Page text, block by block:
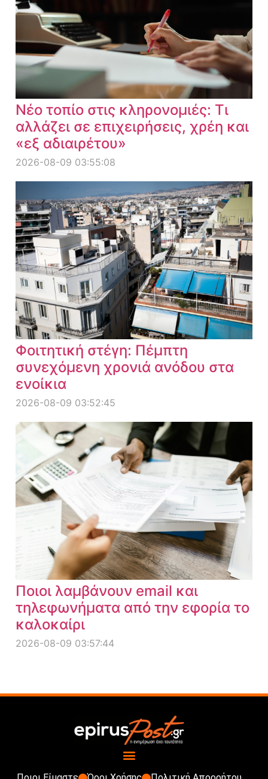
Νέο τοπίο στις κληρονομιές: Τι
αλλάζει σε επιχειρήσεις, χρέη και
«εξ αδιαιρέτου»
2026-08-09 03:55:08
Φοιτητική στέγη: Πέμπτη
συνεχόμενη χρονιά ανόδου στα
ενοίκια
2026-08-09 03:52:45
Ποιοι λαμβάνουν email και
τηλεφωνήματα από την εφορία το
καλοκαίρι
2026-08-09 03:57:44